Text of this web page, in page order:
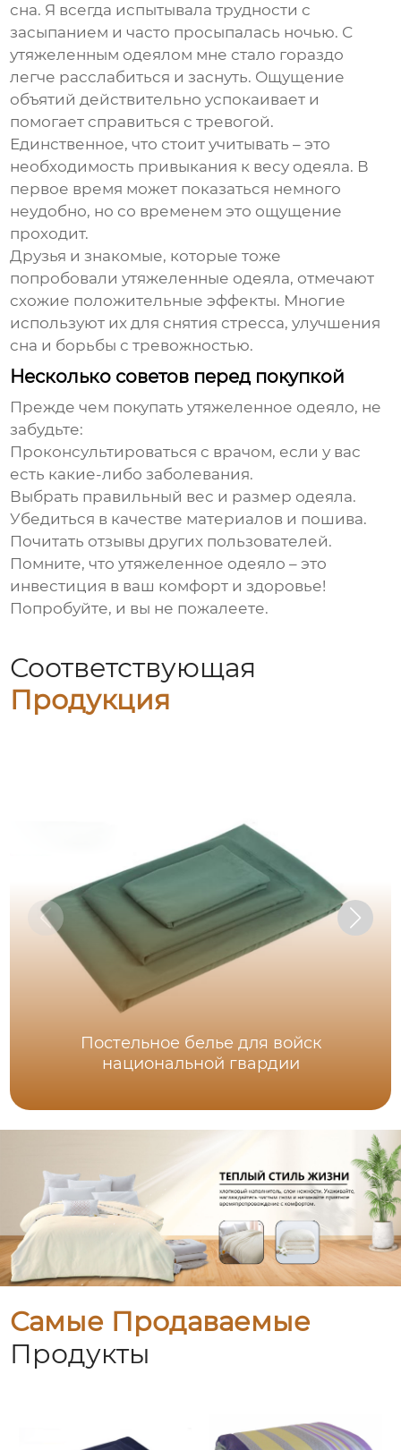
сна. Я всегда испытывала трудности с
засыпанием и часто просыпалась ночью. С
утяжеленным одеялом мне стало гораздо
легче расслабиться и заснуть. Ощущение
объятий действительно успокаивает и
помогает справиться с тревогой.
Единственное, что стоит учитывать – это
необходимость привыкания к весу одеяла. В
первое время может показаться немного
неудобно, но со временем это ощущение
проходит.
Друзья и знакомые, которые тоже
попробовали утяжеленные одеяла, отмечают
схожие положительные эффекты. Многие
используют их для снятия стресса, улучшения
сна и борьбы с тревожностью.
Несколько советов перед покупкой
Прежде чем покупатьутяжеленное одеяло, не
забудьте:
Проконсультироваться с врачом, если у вас
есть какие-либо заболевания.
Выбрать правильный вес и размер одеяла.
Убедиться в качестве материалов и пошива.
Почитать отзывы других пользователей.
Помните, что утяжеленное одеяло – это
инвестиция в ваш комфорт и здоровье!
Попробуйте, и вы не пожалеете.
Соответствующая
Продукция
Постельное белье для войск
национальной гвардии
Самые Продаваемые
Продукты